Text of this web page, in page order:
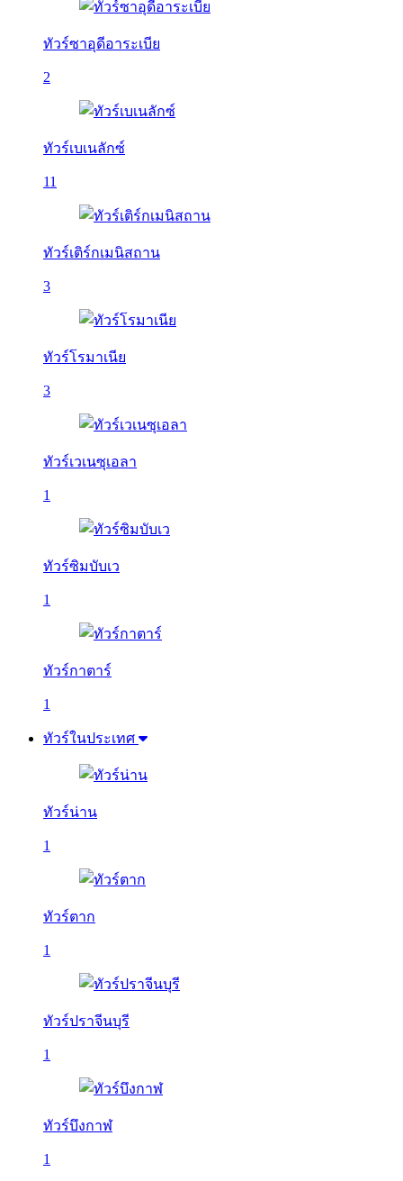
ทัวร์ซาอุดีอาระเบีย
2
ทัวร์เบเนลักซ์
11
ทัวร์เติร์กเมนิสถาน
3
ทัวร์โรมาเนีย
3
ทัวร์เวเนซุเอลา
1
ทัวร์ซิมบับเว
1
ทัวร์กาตาร์
1
ทัวร์ในประเทศ
ทัวร์น่าน
1
ทัวร์ตาก
1
ทัวร์ปราจีนบุรี
1
ทัวร์บึงกาฬ
1